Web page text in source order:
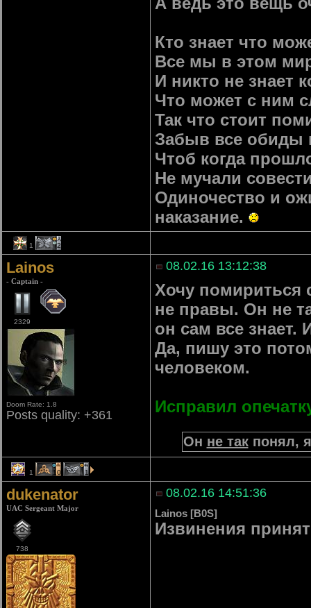
Кто знает что
Все мы в этом
И никто не знает
Что может с ним
Так что стоит
Забыв все обиды
Чтоб когда
Не мучали
Одиночество и
наказание.
1 2
Lainos
- Captain -
2329
Doom Rate: 1.8
Posts quality: +361
08.02.16 13:12:38
Хочу
не правы. Он не
он сам все знает.
Да, пишу это
человеком.
Исправил
Он не такпонял,
1 10 1
dukenator
UAC Sergeant Major
738
08.02.16 14:51:36
Lainos [B0S]
Извинения